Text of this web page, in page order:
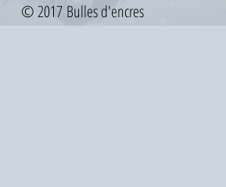
© 2017 Bulles d'encres